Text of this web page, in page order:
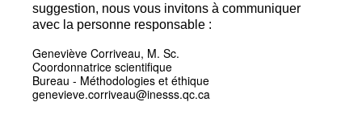
suggestion, nous vous invitons à communiquer
avec la personne responsable :
Geneviève Corriveau, M. Sc.
Coordonnatrice scientifique
Bureau - Méthodologies et éthique
genevieve.corriveau@inesss.qc.ca